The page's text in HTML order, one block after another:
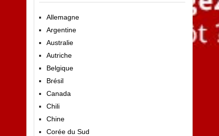
Allemagne
Argentine
Australie
Autriche
Belgique
Brésil
Canada
Chili
Chine
Corée du Sud